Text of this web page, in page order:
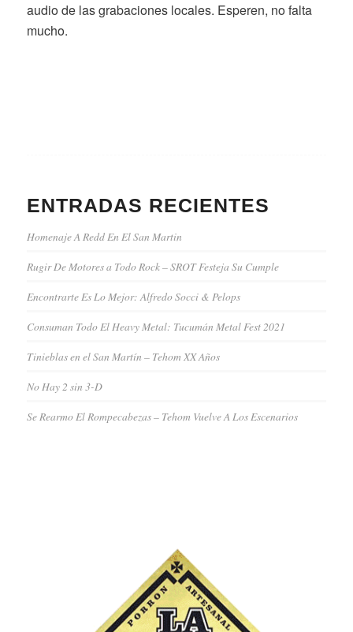
audio de las grabaciones locales. Esperen, no falta
mucho.
ENTRADAS RECIENTES
Homenaje A Redd En El San Martin
Rugir De Motores a Todo Rock – SROT Festeja Su Cumple
Encontrarte Es Lo Mejor: Alfredo Socci & Pelops
Consuman Todo El Heavy Metal: Tucumán Metal Fest 2021
Tinieblas en el San Martín – Tehom XX Años
No Hay 2 sin 3-D
Se Rearmo El Rompecabezas – Tehom Vuelve A Los Escenarios